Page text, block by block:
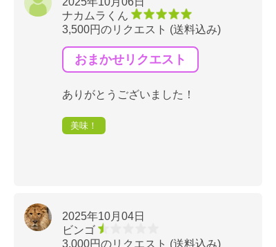
ナカムラくん
3,500円のリクエスト (送料込み)
おまかせリクエスト
ありがとうございました！
美味！
2025年10月04日
ビンゴ
3,000円のリクエスト (送料込み)